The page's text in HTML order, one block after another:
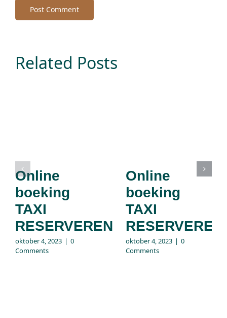
Related Posts
Online
boeking
TAXI
RESERVEREN
oktober 4, 2023 | 0
Comments
Online
boeking
TAXI
RESERVEREN
oktober 4, 2023 | 0
Comments